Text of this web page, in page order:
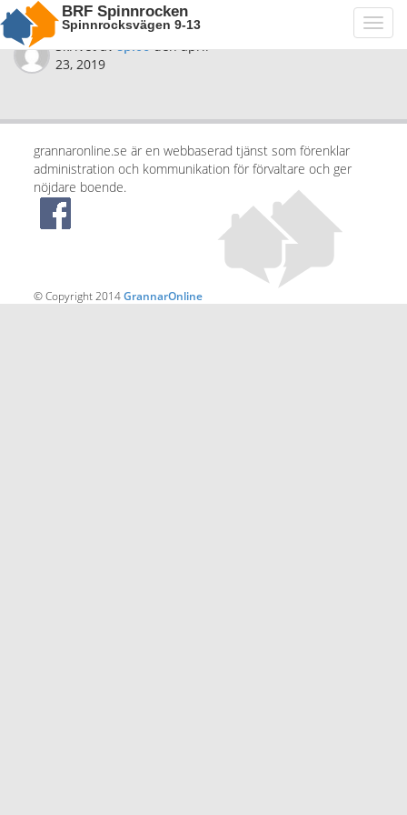
BRF Spinnrocken
Spinnrocksvägen 9-13
Skrivet avspi06denapril
23, 2019
grannaronline.se är en webbaserad tjänst som förenklar
administration och kommunikation för förvaltare och ger
nöjdare boende.
© Copyright 2014GrannarOnline